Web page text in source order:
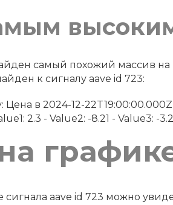
самый похожий массив
к сигналу aave id 723:
Цена в 2024-12-
2.3 - Value2: -8.21 - Value3: -
aave id 723 можно